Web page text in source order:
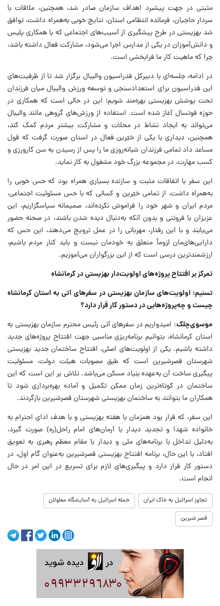
مثبتی در جهت پیشبرد اهداف سازمان صادر شد، همچنین، ملاقات با
سردار حاجیان، فرمانده انتظامی استان، نتایج خوبی به‌همراه داشت، توافق
شد بهزیستی در طرح پیشگیری از آسیب‌های اجتماعی که با همکاری پلیس
و دانش‌آموزان در یکی از مدارس اجرا می‌شود، مشارکت فعال داشته باشد،
چرا که ماهیت کار ما فرابخشی است.
در ادامه، جلسه‌ای با دبیرکل فدراسیون والیبال برگزار شد تا از ظرفیت‌های
این فدراسیون برای استعدادسنجی و توسعه ورزش والیبال میان فرزندان
تحت پوشش بهزیستی بهره‌مند شویم؛ این در حالی است که همکاری در
حوزه فوتسال آغاز شده است. استفاده از ورزش‌های گروهی مانند والیبال
می‌تواند به ایجاد نشاط در محلات و مشارکت بیشتر مردم کمک کند،
همچنین، دیداری با یکی از خیّرین فعال در استان صورت گرفت که قول
مساعد داد تمامی فرزندان شبانه‌روزی ما را پس از رسیدن به سن کارورزی و
کسب مهارت، در مجموعه بزرگ خود مشغول به کار نماید.
این سفر با اتفاقات مثبت و سازنده بسیاری همراه بود که حس خوبی را
به‌همراه داشت، از تمامی خیّرین و کسانی که با حس مسئولیت اجتماعی،
مردم ایران و شهر خود را فراموش نکرده‌اند، صمیمانه سپاسگزاریم، این
عزیزان با فروتنی و بدون آنکه به‌دنبال دیده شدن باشند، در صحنه حضور
می‌یابند و با این رفتار، مهربانی را در عمل ترویج می‌دهند، این حس که
دارایی‌های‌مان لزوماً متعلق به خودمان نیست و باید کنار مردم باشیم،
ارزشمندترین درسی است که از این بزرگواران می‌آموزیم.
تمرکز بر افتتاح پروژه‌های اولویت‌دار بهزیستی در کرمانشاه
تسنیم: اولویت‌های سازمان بهزیستی در سفرهای آتی به استان کرمانشاه
چیست و چه‌پروژه‌هایی در دستور کار قرار دارد؟
موسوی‌چلک: امیدواریم در سفرهای آتی رئیس محترم سازمان بهزیستی به
استان کرمانشاه، بتوانیم برنامه‌ریزی مناسبی جهت افتتاح پروژه‌های جدید
داشته باشیم. یکی از اولویت‌های اصلی، افتتاح ساختمان جدید بهزیستی
شهرستان قصرشیرین است که طبق مصوبات هیئت دولت، مسئولیت
پیگیری ساخت آن به‌عهده بنیاد مسکن می‌باشد. تلاش بر این است که این
ساختمان در کوتاه‌ترین زمان ممکن تکمیل و آماده بهره‌برداری شود تا
همکاران ما بتوانند به ساختمان بهزیستی شهرستان قصرشیرین بازگردند.
این سفر، که قرار بود همزمان با هفته بهزیستی و با هدف ادای احترام به
خانواده شهدا و تجدید دیدار با آرمان‌های امام راحل(ره) صورت گیرد،
به‌دلیل تداخل با برنامه‌های ملی و دیدار با مقام معظم رهبری به تعویق
افتاد، با این حال، برنامه افتتاح بهزیستی قصرشیرین به‌عنوان گام اول، در
دستور کار قرار دارد و پیگیری‌های لازم برای تسریع در این امر در حال
انجام است.
تجاوز اسرائیل به خاک ایران حمله اسرائيل یه آسایشگاه معلولان
قصر شیرین